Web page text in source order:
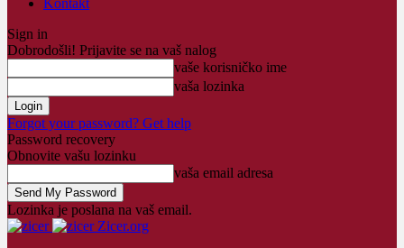
Sign in
Dobrodošli! Prijavite se na vaš nalog
vaše korisničko ime
vaša lozinka
Forgot your password? Get help
Password recovery
Obnovite vašu lozinku
vaša email adresa
Lozinka je poslana na vaš email.
Zicer.org